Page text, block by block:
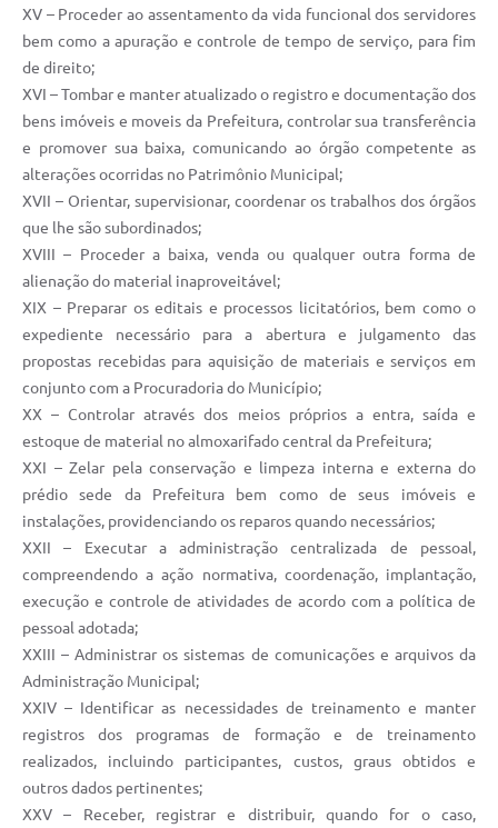
XV – Proceder ao assentamento da vida funcional dos servidores
bem como a apuração e controle de tempo de serviço, para fim
de direito;
XVI – Tombar e manter atualizado o registro e documentação dos
bens imóveis e moveis da Prefeitura, controlar sua transferência
e promover sua baixa, comunicando ao órgão competente as
alterações ocorridas no Patrimônio Municipal;
XVII – Orientar, supervisionar, coordenar os trabalhos dos órgãos
que lhe são subordinados;
XVIII – Proceder a baixa, venda ou qualquer outra forma de
alienação do material inaproveitável;
XIX – Preparar os editais e processos licitatórios, bem como o
expediente necessário para a abertura e julgamento das
propostas recebidas para aquisição de materiais e serviços em
conjunto com a Procuradoria do Município;
XX – Controlar através dos meios próprios a entra, saída e
estoque de material no almoxarifado central da Prefeitura;
XXI – Zelar pela conservação e limpeza interna e externa do
prédio sede da Prefeitura bem como de seus imóveis e
instalações, providenciando os reparos quando necessários;
XXII – Executar a administração centralizada de pessoal,
compreendendo a ação normativa, coordenação, implantação,
execução e controle de atividades de acordo com a política de
pessoal adotada;
XXIII – Administrar os sistemas de comunicações e arquivos da
Administração Municipal;
XXIV – Identificar as necessidades de treinamento e manter
registros dos programas de formação e de treinamento
realizados, incluindo participantes, custos, graus obtidos e
outros dados pertinentes;
XXV – Receber, registrar e distribuir, quando for o caso,